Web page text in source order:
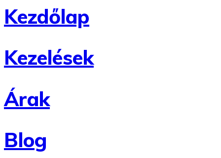
Kezdőlap
Kezelések
Árak
Blog